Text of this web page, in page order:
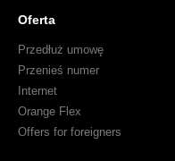
Oferta
Przedłuż umowę
Przenieś numer
Internet
Orange Flex
Offers for foreigners